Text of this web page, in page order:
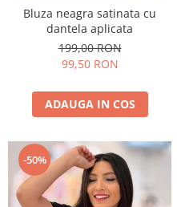
Bluza neagra satinata cu
dantela aplicata
199,00 RON
99,50 RON
ADAUGA IN COS
-50%